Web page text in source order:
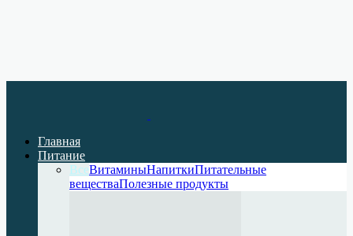
Главная
Питание
ВсеВитаминыНапиткиПитательные
веществаПолезные продукты